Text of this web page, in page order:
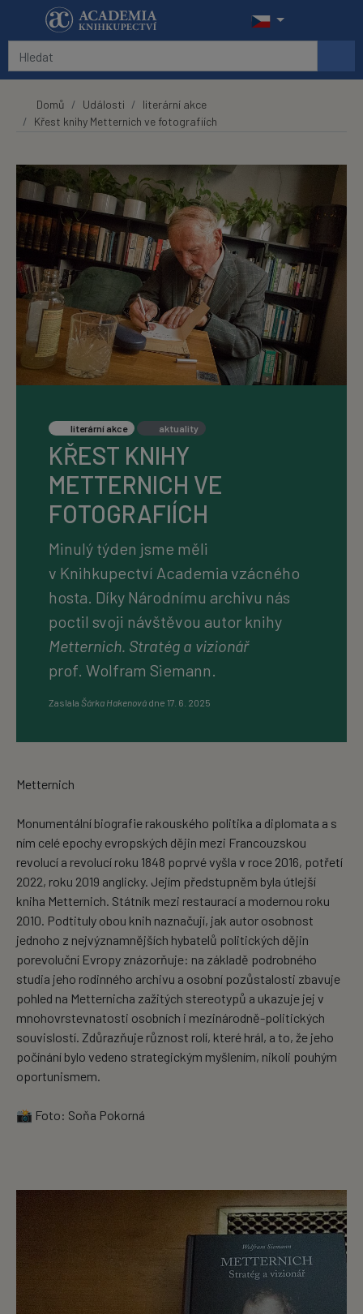
Přeskočit na hlavní obsah
Domů Události
literární akce
Křest knihy Metternich ve fotografiích
literární akce aktuality
KŘEST KNIHY
METTERNICH VE
FOTOGRAFIÍCH
Minulý týden jsme měli
v Knihkupectví Academia vzácného
hosta. Díky Národnímu archivu nás
poctil svoji návštěvou autor knihy
Metternich. Stratég a vizionář
prof. Wolfram Siemann.
Zaslala Šárka Hakenová dne 17. 6. 2025
Metternich
Monumentální biografie rakouského politika a diplomata a s
ním celé epochy evropských dějin mezi Francouzskou
revolucí a revolucí roku 1848 poprvé vyšla v roce 2016, potřetí
2022, roku 2019 anglicky. Jejím předstupněm byla útlejší
kniha Metternich. Státník mezi restaurací a modernou roku
2010. Podtituly obou knih naznačují, jak autor osobnost
jednoho z nejvýznamnějších hybatelů politických dějin
porevoluční Evropy znázorňuje: na základě podrobného
studia jeho rodinného archivu a osobní pozůstalosti zbavuje
pohled na Metternicha zažitých stereotypů a ukazuje jej v
mnohovrstevnatosti osobních i mezinárodně-politických
souvislostí. Zdůrazňuje různost rolí, které hrál, a to, že jeho
počínání bylo vedeno strategickým myšlením, nikoli pouhým
oportunismem.
📸 Foto: Soňa Pokorná